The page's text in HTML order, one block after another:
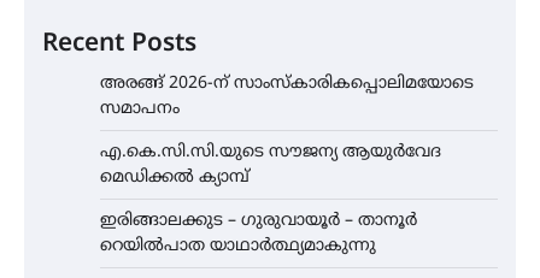
Recent Posts
അരങ്ങ് 2026-ന് സാംസ്കാരികപ്പൊലിമയോടെ
സമാപനം
എ.കെ.സി.സി.യുടെ സൗജന്യ ആയുർവേദ
മെഡിക്കൽ ക്യാമ്പ്
ഇരിങ്ങാലക്കുട – ഗുരുവായൂർ – താനൂർ
റെയിൽപാത യാഥാർത്ഥ്യമാകുന്നു